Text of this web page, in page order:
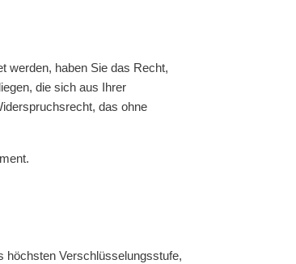
werden, haben Sie das Recht,
die sich aus Ihrer
das ohne
höchsten Verschlüsselungsstufe,